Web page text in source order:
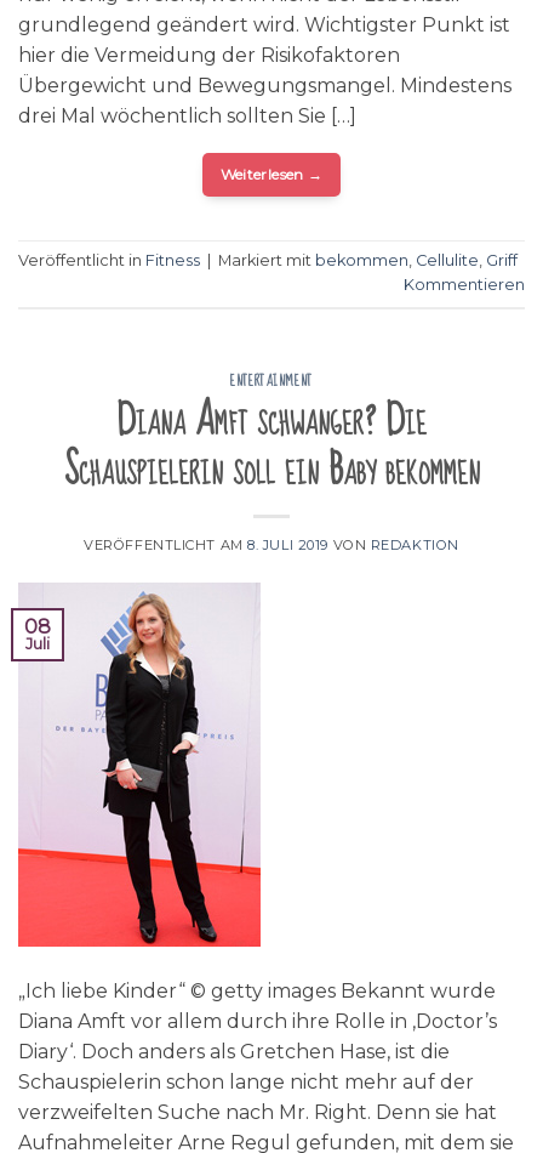
grundlegend geändert wird. Wichtigster Punkt ist
hier die Vermeidung der Risikofaktoren
Übergewicht und Bewegungsmangel. Mindestens
drei Mal wöchentlich sollten Sie […]
Weiterlesen →
Veröffentlicht in Fitness Markiert mit bekommen, Cellulite, Griff
Kommentieren
ENTERTAINMENT
Diana Amft schwanger? Die
Schauspielerin soll ein Baby bekommen
VERÖFFENTLICHT AM8. JULI 2019 VON REDAKTION
08
Juli
„Ich liebe Kinder“ © getty images Bekannt wurde
Diana Amft vor allem durch ihre Rolle in ‚Doctor’s
Diary‘. Doch anders als Gretchen Hase, ist die
Schauspielerin schon lange nicht mehr auf der
verzweifelten Suche nach Mr. Right. Denn sie hat
Aufnahmeleiter Arne Regul gefunden, mit dem sie